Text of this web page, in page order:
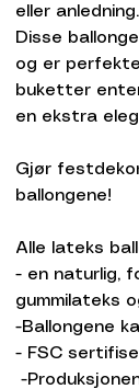
eller anledning.
Disse
og er
buketter
en ekstra
Gjør
ballongene!
Alle lateks
- en naturlig,
gummilateks
-Ballongene
- FSC
-